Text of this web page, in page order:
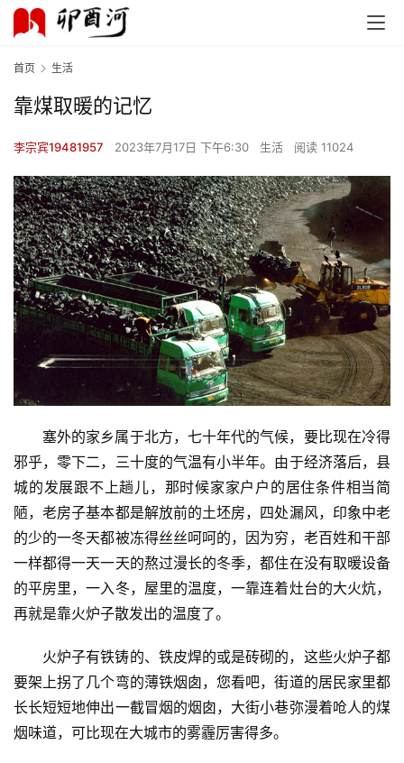
首页 生活
靠煤取暖的记忆
李宗宾19481957 2023年7月17日 下午6:30 生活 阅读 11024
塞外的家乡属于北方，七十年代的气候，要比现在冷得
邪乎，零下二，三十度的气温有小半年。由于经济落后，县
城的发展跟不上趟儿，那时候家家户户的居住条件相当简
陋，老房子基本都是解放前的土坯房，四处漏风，印象中老
的少的一冬天都被冻得丝丝呵呵的，因为穷，老百姓和干部
一样都得一天一天的熬过漫长的冬季，都住在没有取暖设备
的平房里，一入冬，屋里的温度，一靠连着灶台的大火炕，
再就是靠火炉子散发出的温度了。
火炉子有铁铸的、铁皮焊的或是砖砌的，这些火炉子都
要架上拐了几个弯的薄铁烟囱，您看吧，街道的居民家里都
长长短短地伸出一截冒烟的烟囱，大街小巷弥漫着呛人的煤
烟味道，可比现在大城市的雾霾厉害得多。